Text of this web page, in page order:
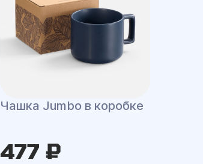
Чашка Jumbo в коробке
477 ₽